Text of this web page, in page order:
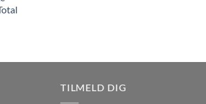
TILMELD DIG